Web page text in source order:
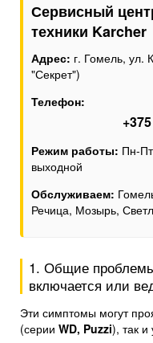
Сервисный
техники Karcher
Адрес: г. Гомель, ул.
"Секрет")
Телефон:
Режим работы: Пн-
выходной
Обслуживаем:
Речица, Мозырь,
1. Общие
включается или
Эти симптомы могут
(серии WD, Puzzi), так и